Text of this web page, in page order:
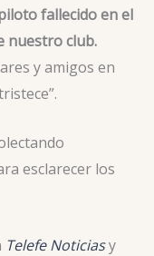
fallecido en el
nuestro club.
y amigos en
esclarecer los
Telefe Noticiasy